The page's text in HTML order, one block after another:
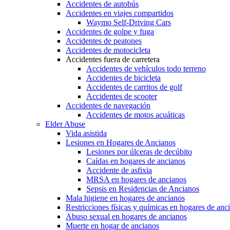
Accidentes de autobús
Accidentes en viajes compartidos
Waymo Self-Driving Cars
Accidentes de golpe y fuga
Accidentes de peatones
Accidentes de motocicleta
Accidentes fuera de carretera
Accidentes de vehículos todo terreno
Accidentes de bicicleta
Accidentes de carritos de golf
Accidentes de scooter
Accidentes de navegación
Accidentes de motos acuáticas
Elder Abuse
Vida asistida
Lesiones en Hogares de Ancianos
Lesiones por úlceras de decúbito
Caídas en hogares de ancianos
Accidente de asfixia
MRSA en hogares de ancianos
Sepsis en Residencias de Ancianos
Mala higiene en hogares de ancianos
Restricciones físicas y químicas en hogares de
Abuso sexual en hogares de ancianos
Muerte en hogar de ancianos